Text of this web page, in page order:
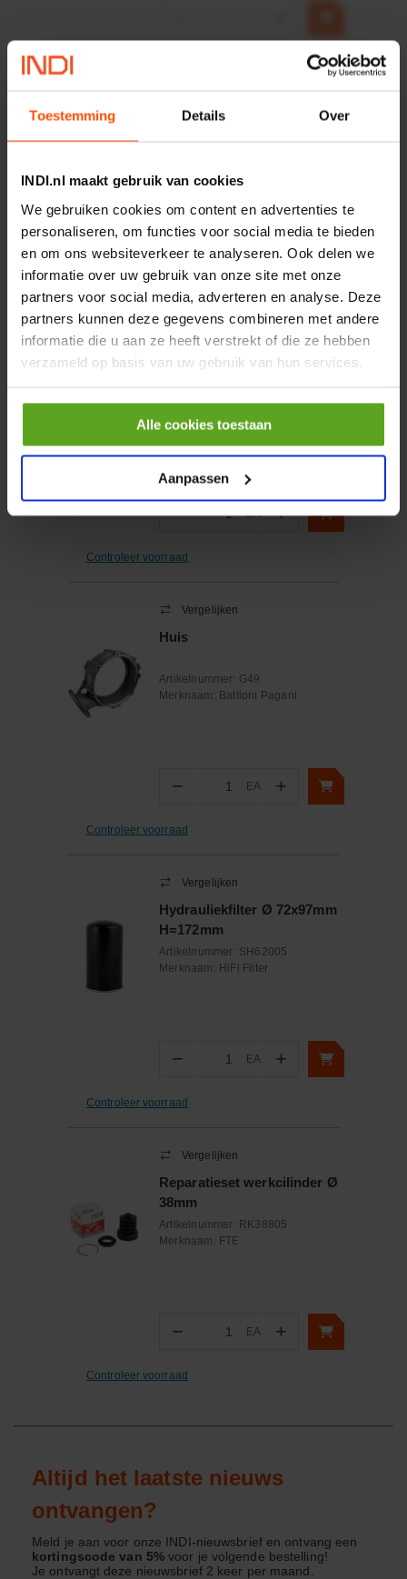
Toestemming Details Over
INDI.nl maakt gebruik van cookies
We gebruiken cookies om content en advertenties te
personaliseren, om functies voor social media te bieden
en om ons websiteverkeer te analyseren. Ook delen we
informatie over uw gebruik van onze site met onze
partners voor social media, adverteren en analyse. Deze
partners kunnen deze gegevens combineren met andere
informatie die u aan ze heeft verstrekt of die ze hebben
verzameld op basis van uw gebruik van hun services.
Alle cookies toestaan
Aanpassen
HP 12 MOTOR B14 380VAC
Merknaam:Emmegi
incl. BTW
− +
Onlangs bekeken:
Vergelijken
Flowmeter met turbine 1/4"
1-
Artikelnummer:00375701
Merknaam:Polmac
− Aantal
EA +
Controleer voorraad
Vergelijken
Huis
Artikelnummer: G49
Merknaam: Battioni Pagani
− Aantal
EA +
Controleer voorraad
Vergelijken
Hydrauliekfilter Ø 72x97mm
H=172mm
Artikelnummer: SH62005
Merknaam: HiFi Filter
− Aantal
EA +
Controleer voorraad
Vergelijken
Reparatieset werkcilinder Ø
38mm
Artikelnummer: RK38805
Merknaam: FTE
− Aantal
EA +
Controleer voorraad
Altijd het laatste nieuws
ontvangen?
Meld je aan voor onze INDI-nieuwsbrief en ontvang een
kortingscode van 5%voor je volgende bestelling!
Je ontvangt deze nieuwsbrief 2 keer per maand.